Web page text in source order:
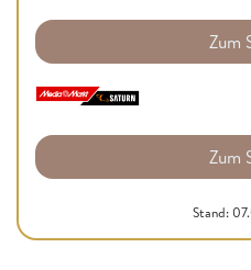
Zum
Zum
Stand: